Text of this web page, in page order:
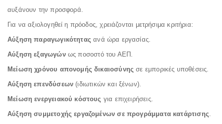
αυξάνουν την προσφορά.
Για να αξιολογηθεί η πρόοδος, χρειάζονται μετρήσιμα κριτήρια:
Αύξηση παραγωγικότητας ανά ώρα εργασίας.
Αύξηση εξαγωγώνως ποσοστό του ΑΕΠ.
Μείωση χρόνου απονομής δικαιοσύνης σε εμπορικές υποθέσεις.
Αύξηση επενδύσεων (ιδιωτικών και ξένων).
Μείωση ενεργειακού κόστους για επιχειρήσεις.
Αύξηση συμμετοχής εργαζομένων σε προγράμματα κατάρτισης